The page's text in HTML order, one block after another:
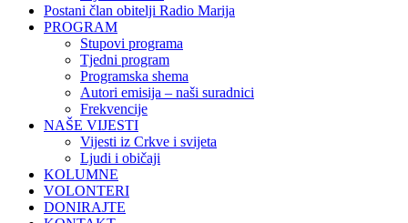
Postani član obitelji Radio Marija
PROGRAM
Stupovi programa
Tjedni program
Programska shema
Autori emisija – naši suradnici
Frekvencije
NAŠE VIJESTI
Vijesti iz Crkve i svijeta
Ljudi i običaji
KOLUMNE
VOLONTERI
DONIRAJTE